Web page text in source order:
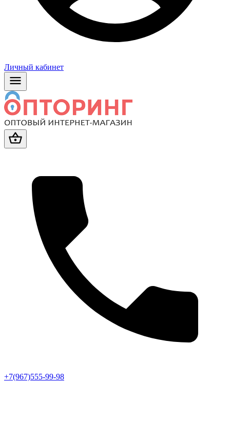
Личный кабинет
+7(967)555-99-98